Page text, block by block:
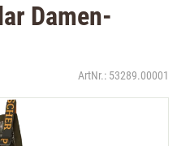
Damen-
ArtNr.: 53289.00001